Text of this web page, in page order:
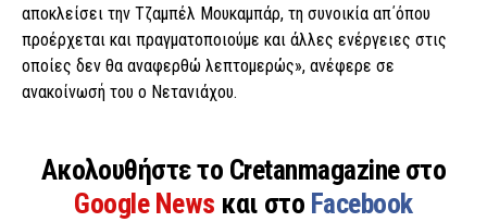
αποκλείσει την Τζαμπέλ Μουκαμπάρ, τη συνοικία απ΄όπου
προέρχεται και πραγματοποιούμε και άλλες ενέργειες στις
οποίες δεν θα αναφερθώ λεπτομερώς», ανέφερε σε
ανακοίνωσή του ο Νετανιάχου.
Ακολουθήστε το Cretanmagazine στο
Google News και στο Facebook